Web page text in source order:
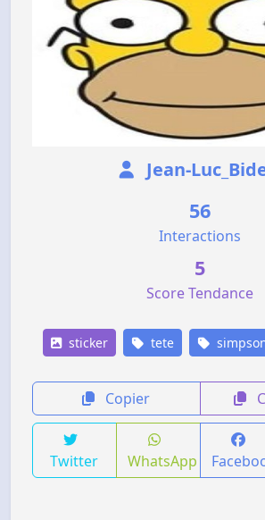
Jean-
56
Interactions
5
Score Tendance
sticker tete
Copier
Twitter WhatsApp